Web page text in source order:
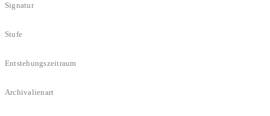
Signatur
Stufe
Entstehungszeitraum
Archivalienart